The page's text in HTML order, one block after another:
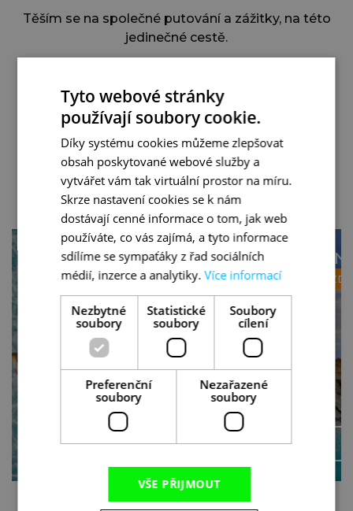
Těším se na společné putování a zážitky, na této
jedinečné cestě.
DALŠÍ ZÁJEZDY DO TÉTO DESTINACE
NEJKRÁSNĚJŠÍ PLÁŽE
MENORCY
ZMĚNA ZÁJEZDU ZDARMA
VÍCE
KRÁSY
ZMĚNA
Tyto webové stránky
používají soubory cookie.
Díky systému cookies můžeme zlepšovat
obsah poskytované webové služby a
vytvářet vám tak virtuální prostor na míru.
Skrze nastavení cookies se k nám
dostávají cenné informace o tom, jak web
používáte, co vás zajímá, a tyto informace
sdílíme se sympaťáky z řad sociálních
médií, inzerce a analytiky. Více informací
Nezbytné
soubory
Statistické
soubory
Soubory
cílení
Preferenční
soubory
Nezařazené
soubory
VŠE PŘIJMOUT